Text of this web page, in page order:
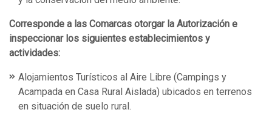
Corresponde a las Comarcas otorgar la Autorización e
inspeccionar los siguientes establecimientos y
actividades:
Alojamientos Turísticos al Aire Libre (Campings y
Acampada en Casa Rural Aislada) ubicados en terrenos
en situación de suelo rural.